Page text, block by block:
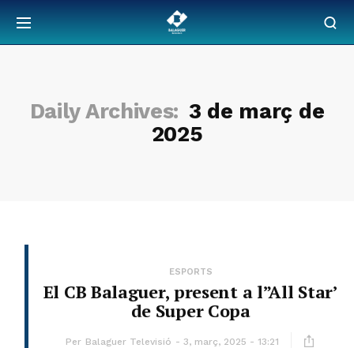
Daily Archives: 3 de març de
2025
ESPORTS
El CB Balaguer, present a l”All Star’
de Super Copa
Per Balaguer Televisió 3, març, 2025 - 13:21